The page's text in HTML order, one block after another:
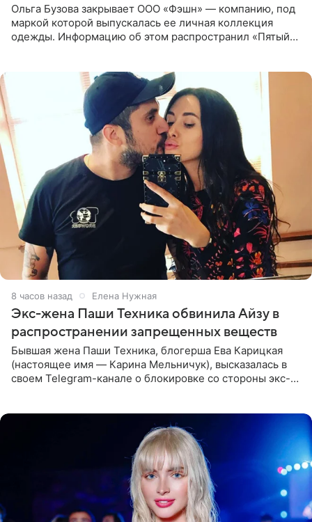
Ольга Бузова закрывает ООО «Фэшн» — компанию, под
маркой которой выпускалась ее личная коллекция
одежды. Информацию об этом распространил «Пятый
8 часов назад Елена Нужная
Экс-жена Паши Техника обвинила Айзу в
распространении запрещенных веществ
Бывшая жена Паши Техника, блогерша Ева Карицкая
(настоящее имя — Карина Мельничук), высказалась в
своем Telegram-канале о блокировке со стороны экс-